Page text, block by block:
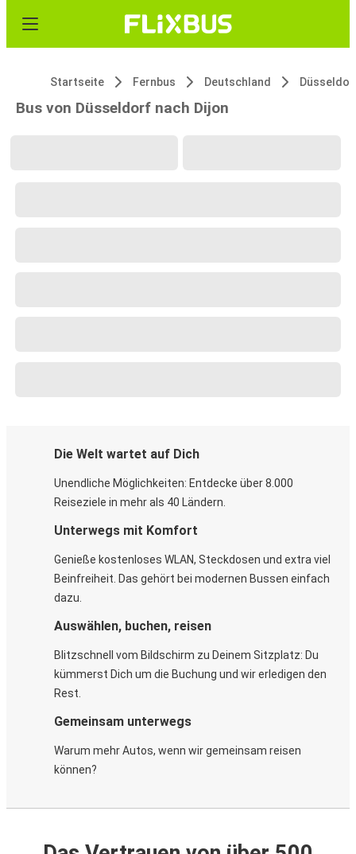
Startseite Fernbus Deutschland
Bus von Düsseldorf nach Dijon
Die Welt wartet auf Dich
Unendliche Möglichkeiten: Entdecke über 8.000
Reiseziele in mehr als 40 Ländern.
Unterwegs mit Komfort
Genieße kostenloses WLAN, Steckdosen und extra viel
Beinfreiheit. Das gehört bei modernen Bussen einfach
dazu.
Auswählen, buchen, reisen
Blitzschnell vom Bildschirm zu Deinem Sitzplatz: Du
kümmerst Dich um die Buchung und wir erledigen den
Rest.
Gemeinsam unterwegs
Warum mehr Autos, wenn wir gemeinsam reisen
können?